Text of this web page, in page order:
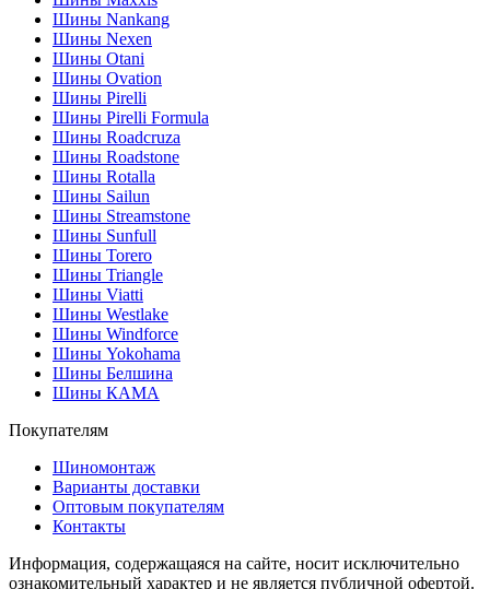
Шины Nankang
Шины Nexen
Шины Otani
Шины Ovation
Шины Pirelli
Шины Pirelli Formula
Шины Roadcruza
Шины Roadstone
Шины Rotalla
Шины Sailun
Шины Streamstone
Шины Sunfull
Шины Torero
Шины Triangle
Шины Viatti
Шины Westlake
Шины Windforce
Шины Yokohama
Шины Белшина
Шины КАМА
Покупателям
Шиномонтаж
Варианты доставки
Оптовым покупателям
Контакты
Информация, содержащаяся на сайте, носит исключительно
ознакомительный характер и не является публичной офертой.